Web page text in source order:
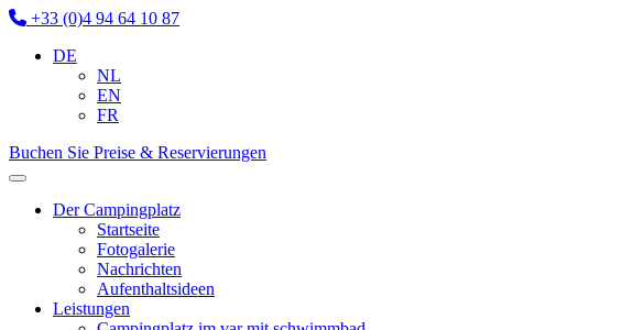
+33 (0)4 94 64 10 87
DE
NL
EN
FR
Buchen Sie Preise & Reservierungen
Der Campingplatz
Startseite
Fotogalerie
Nachrichten
Aufenthaltsideen
Leistungen